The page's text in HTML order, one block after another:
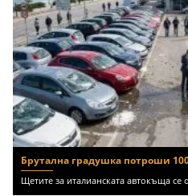
Брутална градушка потроши
Щетите за италианската автокъща